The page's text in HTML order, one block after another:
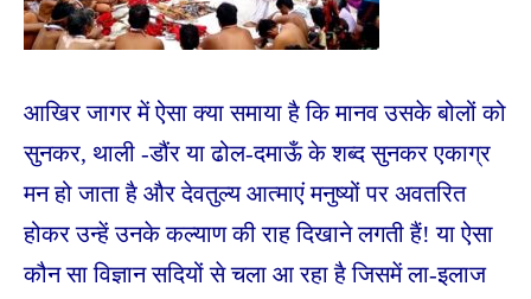
आखिर जागर में ऐसा क्या समाया है कि मानव उसके बोलों को
सुनकर, थाली -डौंर या ढोल-दमाऊँ के शब्द सुनकर एकाग्र
मन हो जाता है और देवतुल्य आत्माएं मनुष्यों पर अवतरित
होकर उन्हें उनके कल्याण की राह दिखाने लगती हैं! या ऐसा
कौन सा विज्ञान सदियों से चला आ रहा है जिसमें ला-इलाज